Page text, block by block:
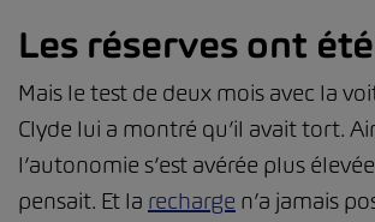
Les réserves ont
Mais le test de deux mois avec la
Clyde lui a montré qu’il avait tort.
l’autonomie s’est avérée plus
pensait. Et la recharge n’a jamais